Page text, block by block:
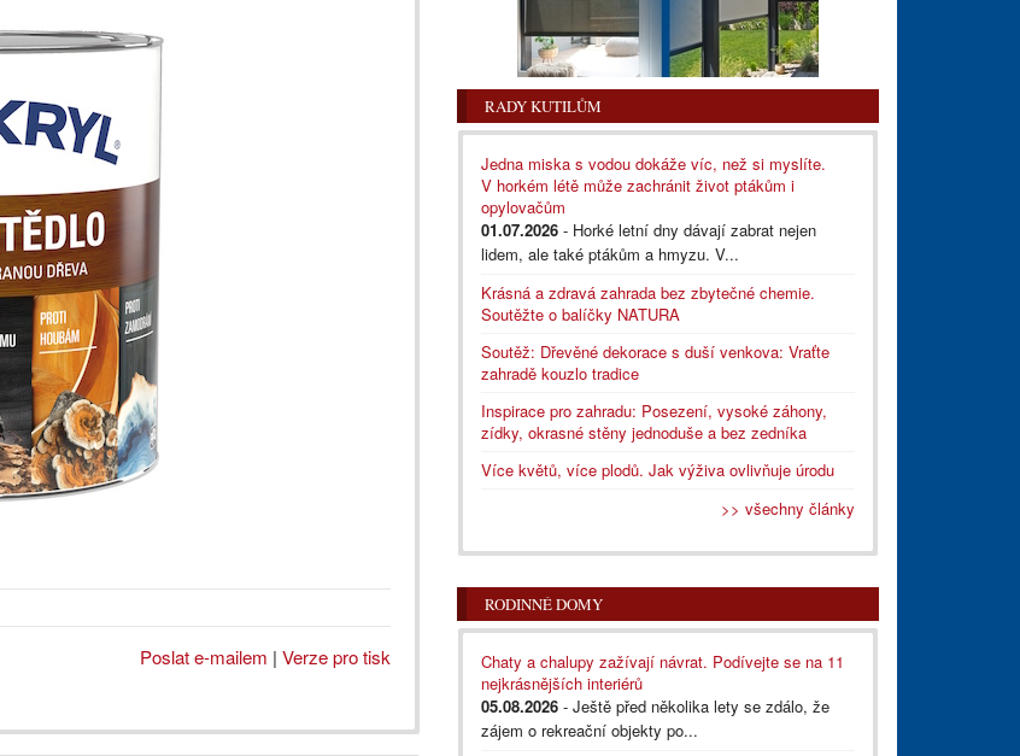
Poslat e-mailem | Verze pro tisk
RADY KUTILŮM
Jedna miska s vodou dokáže víc, než si myslíte.
V horkém létě může zachránit život ptákům i
opylovačům
01.07.2026 - Horké letní dny dávají zabrat nejen
lidem, ale také ptákům a hmyzu. V...
Krásná a zdravá zahrada bez zbytečné chemie.
Soutěžte o balíčky NATURA
Soutěž: Dřevěné dekorace s duší venkova: Vraťte
zahradě kouzlo tradice
Inspirace pro zahradu: Posezení, vysoké záhony,
zídky, okrasné stěny jednoduše a bez zedníka
Více květů, více plodů. Jak výživa ovlivňuje úrodu
>> všechny články
RODINNÉ DOMY
Chaty a chalupy zažívají návrat. Podívejte se na 11
nejkrásnějších interiérů
05.08.2026 - Ještě před několika lety se zdálo, že
zájem o rekreační objekty po...